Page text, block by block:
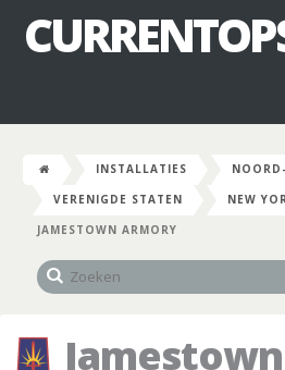
INSTALLATIES
VERENIGDE STATEN
NEW
JAMESTOWN ARMORY